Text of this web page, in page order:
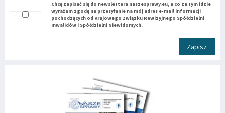
Chcę zapisać się do newslettera naszesprawy.eu, a co za tym idzie
wyrażam zgodę na przesyłanie na mój adres e-mail informacji
pochodzących od Krajowego Związku Rewizyjnego Spółdzielni
Inwalidów i Spółdzielni Niewidomych.
Zapisz